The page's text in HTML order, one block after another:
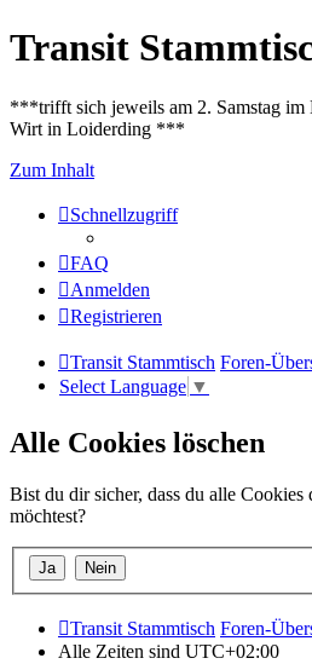
Transit
***trifft sich jeweils am 2. Samstag im
Wirt in Loiderding ***
Zum Inhalt
Schnellzugriff
FAQ
Anmelden
Registrieren
Transit Stammtisch Foren-
Select Language ▼
Alle Cookies löschen
Bist du dir sicher, dass du alle Cookies
möchtest?
Transit Stammtisch Foren-
Alle Zeiten sind UTC+02:00